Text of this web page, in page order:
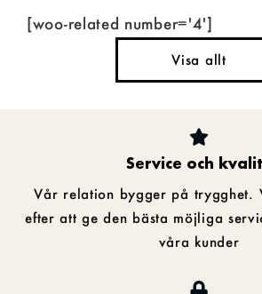
[woo-related number='4']
Visa allt
Service och
Vår relation bygger på trygghet.
efter att ge den bästa möjliga
våra kunder